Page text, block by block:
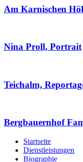
Am Karnischen
Nina Proll, Portrait
Teichalm,
Bergbauernhof
Startseite
Dienstleistungen
Biographie